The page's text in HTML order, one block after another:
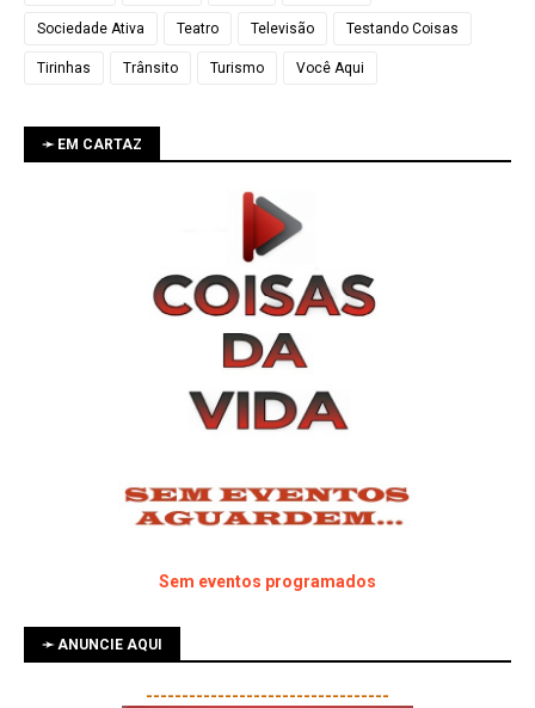
Sociedade Ativa Teatro Televisão Testando Coisas
Tirinhas Trânsito Turismo Você Aqui
➛ EM CARTAZ
Sem eventos programados
➛ ANUNCIE AQUI
----------------------------------